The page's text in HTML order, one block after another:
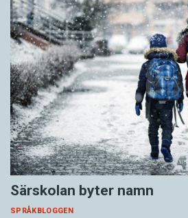
Särskolan byter namn
SPRÅKBLOGGEN